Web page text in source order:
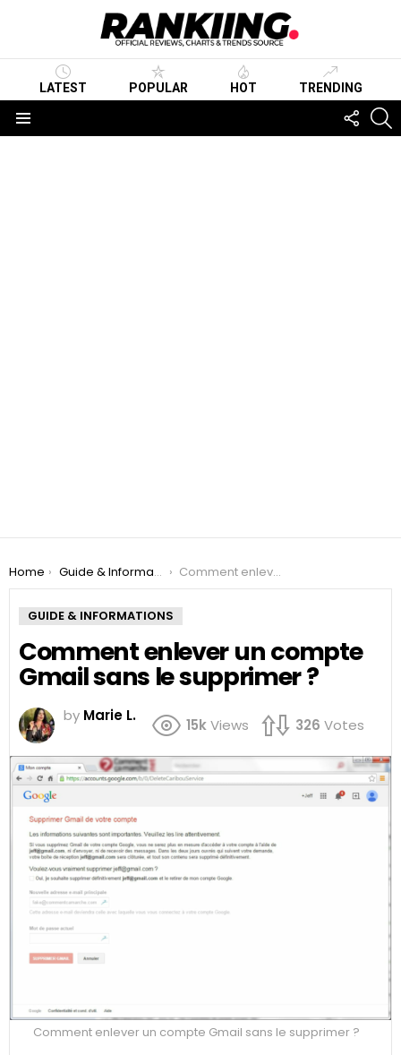
LATEST POPULAR HOT TRENDING
US
You are here:
Home Guide & Informations Comment enlever un compte Gmail sans le supprimer ?
GUIDE & INFORMATIONS
Comment enlever un compte
Gmail sans le supprimer ?
by Marie L.
15kViews 326 Votes
Comment enlever un compte Gmail sans le supprimer ?